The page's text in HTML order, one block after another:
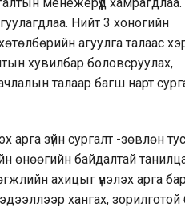
Нийт 3 хоногийн
агуулга талаас
хувилбар боловсруулах,
талаар багш нарт
зүйн сургалт -зөвлөн
өнөөгийн байдалтай
ахицыг үнэлэх арга
хангах, зорилготой